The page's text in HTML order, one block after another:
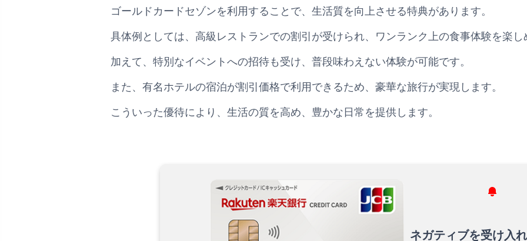
ゴールドカードセゾンを利用することで、生活質を向上させる特典があります。
具体例としては、高級レストランでの割引が受けられ、ワンランク上の食事体験を楽し
加えて、特別なイベントへの招待も受け、普段味わえない体験が可能です。
また、有名ホテルの宿泊が割引価格で利用できるため、豪華な旅行が実現します。
こういった優待により、生活の質を高め、豊かな日常を提供します。
ネガティブを受け入